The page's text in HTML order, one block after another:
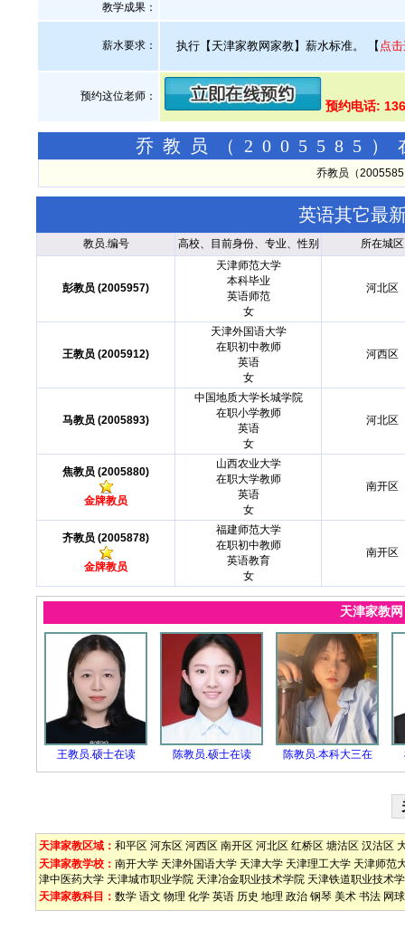
教学成果：
薪水要求： 执行【天津家教网家教】薪水标准。 【 点
预约这位老师：
预约电话:
乔教员（2005585）
乔教员（
英语其它最
教员.编号 高校、目前身份、专业、性别 所在城区
彭教员 (2005957)
天津师范大学
本科毕业
英语师范
女
河北区
王教员 (2005912)
天津外国语大学
在职初中教师
英语
女
河西区
马教员 (2005893)
中国地质大学长城学院
在职小学教师
英语
女
河北区
焦教员 (2005880)
金牌教员
山西农业大学
在职大学教师
英语
女
南开区
齐教员 (2005878)
金牌教员
福建师范大学
在职初中教师
英语教育
女
南开区
天津家教
王教员.硕士在读 陈教员.硕士在读 陈教员.本科大三在
天津家教区域： 和平区 河东区 河西区 南开区 河北区 红桥区 塘沽区 汉沽区
天津家教学校： 南开大学 天津外国语大学 天津大学 天津理工大学 天津师范
津中医药大学 天津城市职业学院 天津冶金职业技术学院 天津铁道职业技术
天津家教科目： 数学 语文 物理 化学 英语 历史 地理 政治 钢琴 美术 书法 网球